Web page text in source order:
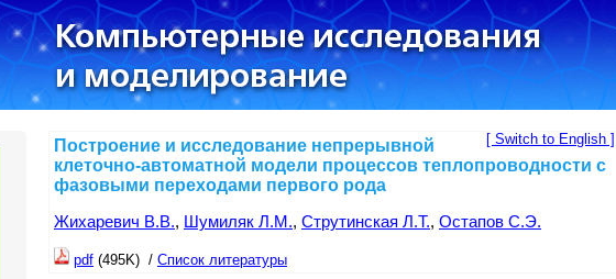
[ Switch to English ]
Построение и исследование непрерывной
клеточно-автоматной модели процессов теплопроводности с
фазовыми переходами первого рода
Жихаревич В.В., Шумиляк Л.М., Струтинская Л.Т., Остапов С.Э.
pdf (495K) / Список литературы